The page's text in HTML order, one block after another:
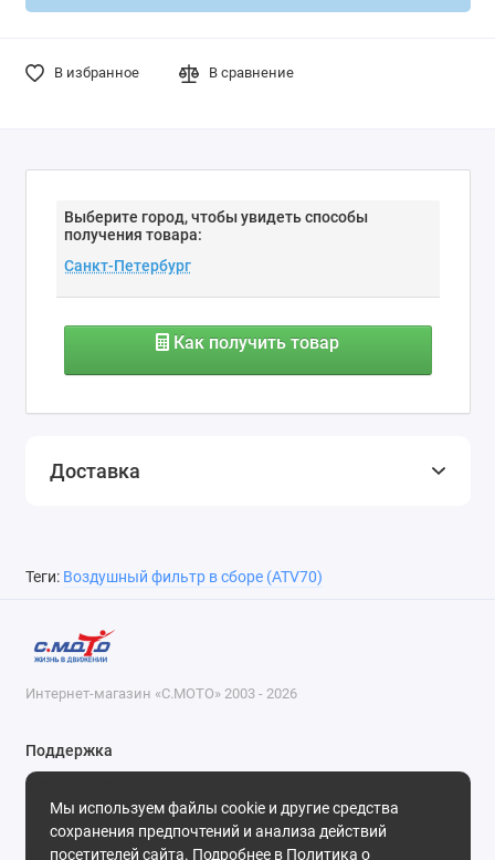
В избранное В сравнение
Выберите город, чтобы увидеть способы
получения товара:
Как получить товар
Доставка
Теги: Воздушный фильтр в сборе (ATV70)
Мы используем файлы cookie и другие средства
сохранения предпочтений и анализа действий
посетителей сайта. Подробнее в Политика о
Интернет-магазин «С.МОТО» 2003 - 2026
Поддержка
8-800-55-00-327
Будни, с 09-30 до 18-30
Мы в сети